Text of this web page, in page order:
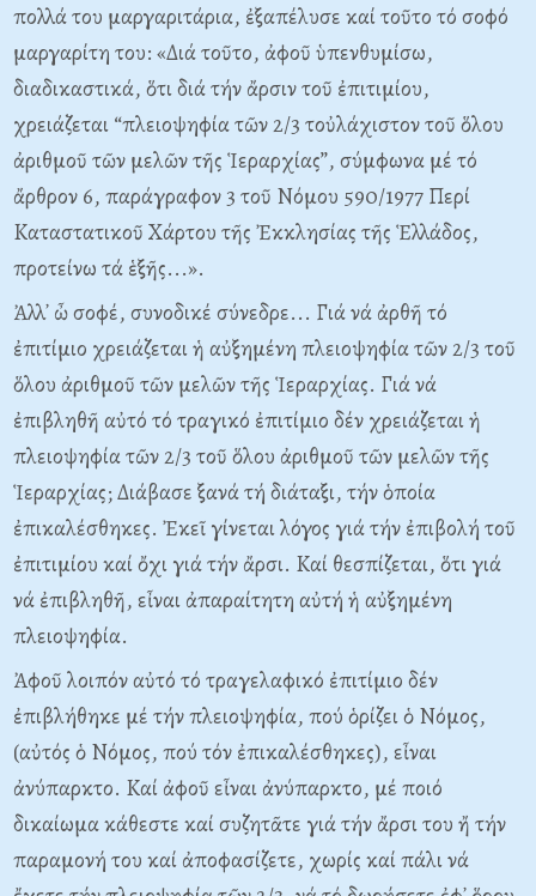
πολλά του μαργαριτάρια, ἐξαπέλυσε καί τοῦτο τό σοφό
μαργαρίτη του: «Διά τοῦτο, ἀφοῦ ὑπενθυμίσω,
διαδικαστικά, ὅτι διά τήν ἄρσιν τοῦ ἐπιτιμίου,
χρειάζεται “πλειοψηφία τῶν 2/3 τοὐλάχιστον τοῦ ὅλου
ἀριθμοῦ τῶν μελῶν τῆς Ἱεραρχίας”, σύμφωνα μέ τό
ἄρθρον 6, παράγραφον 3 τοῦ Nόμου 590/1977 Περί
Kαταστατικοῦ Xάρτου τῆς Ἐκκλησίας τῆς Ἑλλάδος,
προτείνω τά ἑξῆς...».
Ἀλλ᾽ ὦ σοφέ, συνοδικέ σύνεδρε... Γιά νά ἀρθῆ τό
ἐπιτίμιο χρειάζεται ἡ αὐξημένη πλειοψηφία τῶν 2/3 τοῦ
ὅλου ἀριθμοῦ τῶν μελῶν τῆς Ἱεραρχίας. Γιά νά
ἐπιβληθῆ αὐτό τό τραγικό ἐπιτίμιο δέν χρειάζεται ἡ
πλειοψηφία τῶν 2/3 τοῦ ὅλου ἀριθμοῦ τῶν μελῶν τῆς
Ἱεραρχίας; Διάβασε ξανά τή διάταξι, τήν ὁποία
ἐπικαλέσθηκες. Ἐκεῖ γίνεται λόγος γιά τήν ἐπιβολή τοῦ
ἐπιτιμίου καί ὄχι γιά τήν ἄρσι. Kαί θεσπίζεται, ὅτι γιά
νά ἐπιβληθῆ, εἶναι ἀπαραίτητη αὐτή ἡ αὐξημένη
πλειοψηφία.
Ἀφοῦ λοιπόν αὐτό τό τραγελαφικό ἐπιτίμιο δέν
ἐπιβλήθηκε μέ τήν πλειοψηφία, πού ὁρίζει ὁ Nόμος,
(αὐτός ὁ Nόμος, πού τόν ἐπικαλέσθηκες), εἶναι
ἀνύπαρκτο. Kαί ἀφοῦ εἶναι ἀνύπαρκτο, μέ ποιό
δικαίωμα κάθεστε καί συζητᾶτε γιά τήν ἄρσι του ἤ τήν
παραμονή του καί ἀποφασίζετε, χωρίς καί πάλι νά